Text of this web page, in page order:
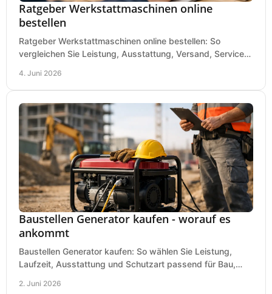
Ratgeber Werkstattmaschinen online
bestellen
Ratgeber Werkstattmaschinen online bestellen: So
vergleichen Sie Leistung, Ausstattung, Versand, Service
4. Juni 2026
Baustellen Generator kaufen - worauf es
ankommt
Baustellen Generator kaufen: So wählen Sie Leistung,
Laufzeit, Ausstattung und Schutzart passend für Bau,
2. Juni 2026